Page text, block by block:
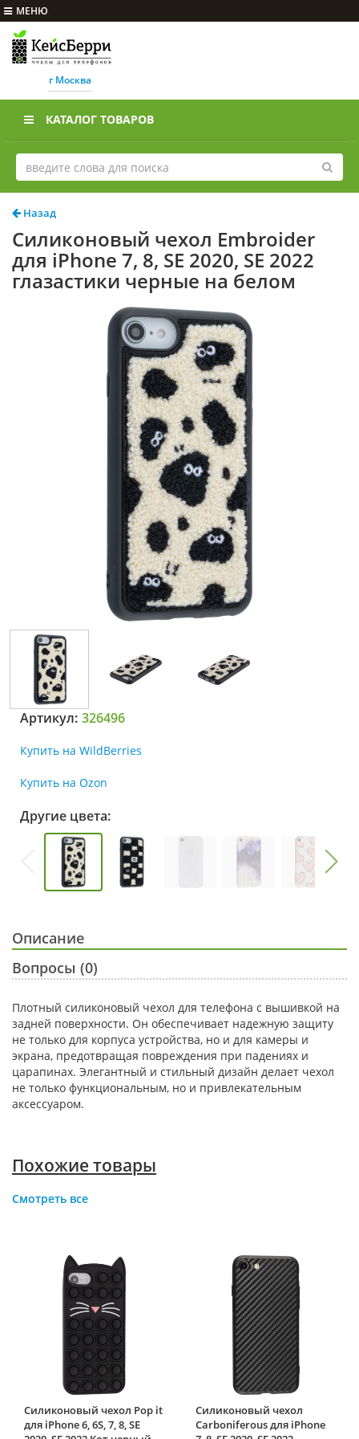
МЕНЮ
г Москва
КАТАЛОГ ТОВАРОВ
Назад
Силиконовый чехол Embroider
для iPhone 7, 8, SE 2020, SE 2022
глазастики черные на белом
Артикул: 326496
Купить на WildBerries
Купить на Ozon
Другие цвета:
Описание
Вопросы (0)
Плотный силиконовый чехол для телефона с вышивкой на
задней поверхности. Он обеспечивает надежную защиту
не только для корпуса устройства, но и для камеры и
экрана, предотвращая повреждения при падениях и
царапинах. Элегантный и стильный дизайн делает чехол
не только функциональным, но и привлекательным
аксессуаром.
Похожие товары
Смотреть все
Силиконовый чехол Pop it
для iPhone 6, 6S, 7, 8, SE
Силиконовый чехол
Carboniferous для iPhone